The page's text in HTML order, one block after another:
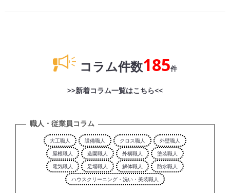
コラム件数185件
>>新着コラム一覧はこちら<<
職人・従業員コラム
大工職人 設備職人 クロス職人
外壁職人
屋根職人
造園職人 外構職人
塗装職人
電気職人
足場職人 解体職人
防水職人
ハウスクリーニング・洗い・美装職人